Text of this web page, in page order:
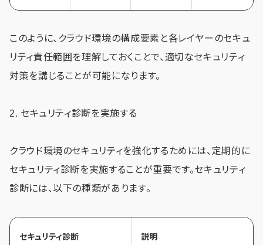
このように、クラウド環境の構成要素と各レイヤーのセキュ
リティ責任範囲を理解しておくことで、適切なセキュリティ
対策を講じることが可能になります。
2. セキュリティ診断を実施する
クラウド環境のセキュリティを強化するためには、定期的に
セキュリティ診断を実施することが重要です。セキュリティ
診断には、以下の種類があります。
セキュリティ診断 説明